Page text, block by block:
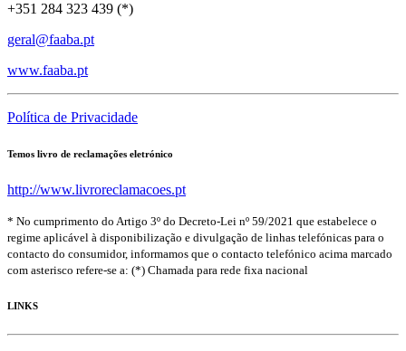
+351 284 323 439 (*)
geral@faaba.pt
www.faaba.pt
Política de Privacidade
Temos livro de reclamações eletrónico
http://www.livroreclamacoes.pt
* No cumprimento do Artigo 3º do Decreto-Lei nº 59/2021 que estabelece o
regime aplicável à disponibilização e divulgação de linhas telefónicas para o
contacto do consumidor, informamos que o contacto telefónico acima marcado
com asterisco refere-se a: (*) Chamada para rede fixa nacional
LINKS